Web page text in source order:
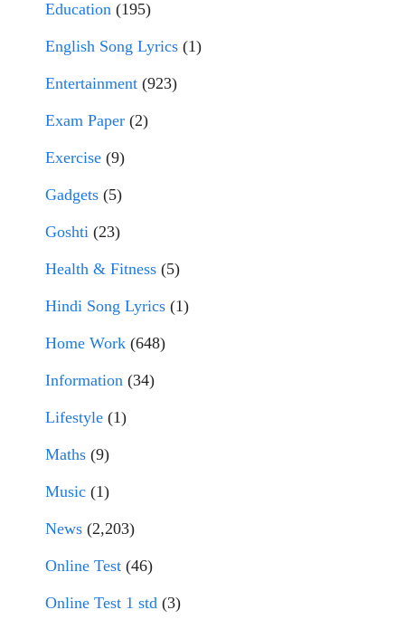
Education (195)
English Song Lyrics (1)
Entertainment (923)
Exam Paper (2)
Exercise (9)
Gadgets (5)
Goshti (23)
Health & Fitness (5)
Hindi Song Lyrics (1)
Home Work (648)
Information (34)
Lifestyle (1)
Maths (9)
Music (1)
News (2,203)
Online Test (46)
Online Test 1 std (3)